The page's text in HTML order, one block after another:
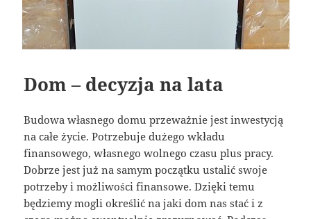
Dom – decyzja na lata
Budowa własnego domu przeważnie jest inwestycją
na całe życie. Potrzebuje dużego wkładu
finansowego, własnego wolnego czasu plus pracy.
Dobrze jest już na samym początku ustalić swoje
potrzeby i możliwości finansowe. Dzięki temu
będziemy mogli określić na jaki dom nas stać i z